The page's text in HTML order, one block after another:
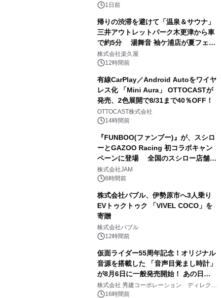
1日前
帰りの渋滞を避けて「温泉＆サウナ」
三井アウトレットパーク木更津から車
で約5分 湯舞音 袖ケ浦店が夏フェア
メニューを提供
株式会社楽久屋
12時間前
有線CarPlay／Android Autoをワイヤ
レス化 「Mini Aura」 OTTOCASTが
発売、2色展開で8/31まで40％OFF！
OTTOCAST株式会社
14時間前
『FUNBOO(ファンブー)』が、スシロ
ーとGAZOO Racing 初コラボキャン
ペーンに登場 全国のスシロー店舗で
GR 4車種の FUNBOO(ミニカー)付き
メニューが展開されます
株式会社JAM
6時間前
株式会社バブル、伊勢原市へ3人乗り
EVトゥクトゥク 「VIVEL COCO」を
寄贈
株式会社バブル
12時間前
仮面ライダー55周年記念！オリジナル
音源を搭載した 「音声目覚まし時計」
が8月6日に一般発売開始！ あの日の
大興奮が今甦る
株式会社 秀建コーポレーション ディレクト
アートギャラリー
16時間前